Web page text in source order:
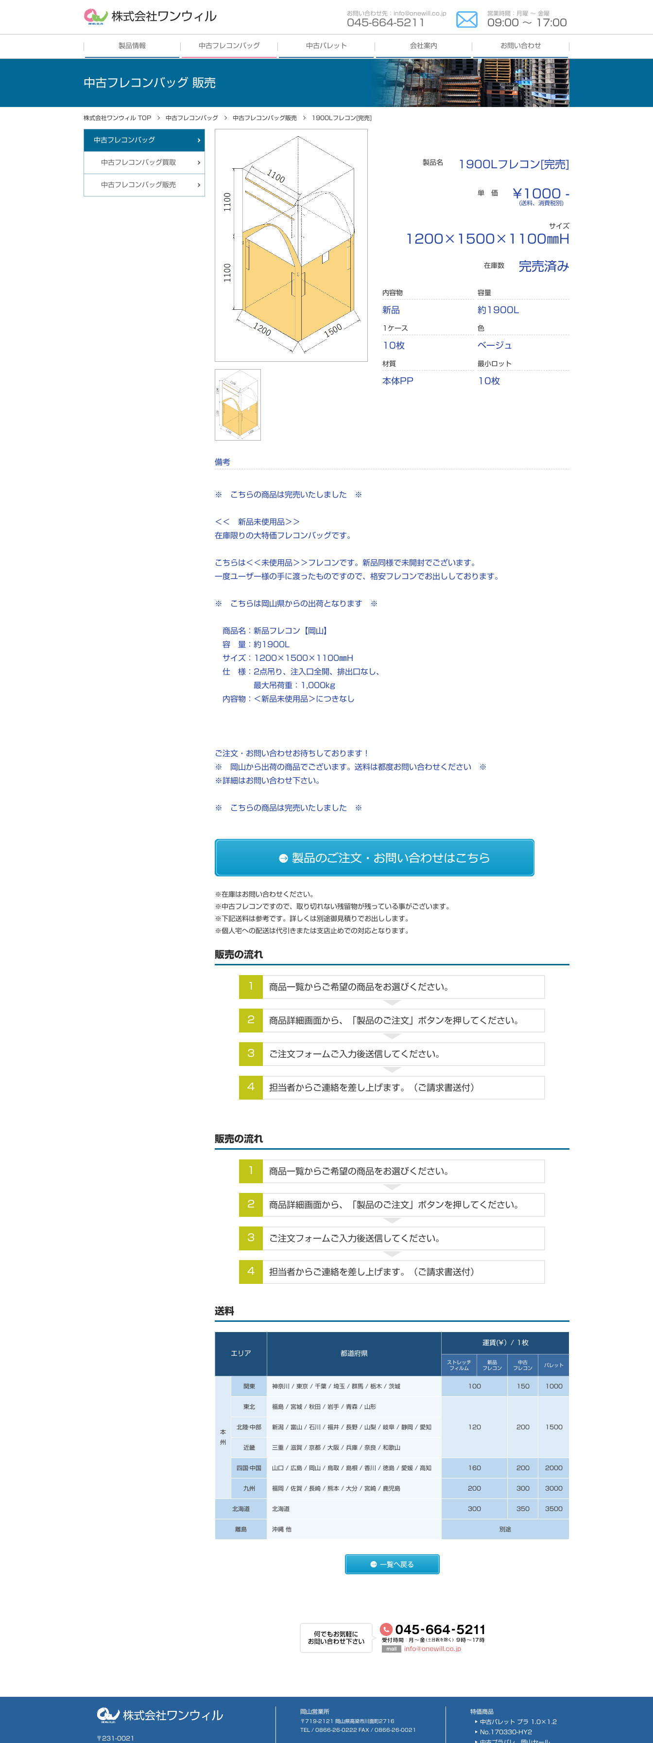
お問い合わせ先：info@onewill.co.jp
045-664-5211
営業時間：月曜 〜 金曜
09:00 〜 17:00
製品情報
土のう・ガラ袋
プラスチックリサイクル
その他
中古フレコンバッグ 中古パレット 会社案内
歩み
会社概要
お問い合わせ
よくある質問
中古フレコンバッグ 販売
株式会社ワンウィル TOP 中古フレコンバッグ 中古フレコンバッグ販売 1900Lフレコン[完売]
製品名 1900Lフレコン[完売]
単 価 ¥1000 -
(送料、消費税別)
サイズ
1200×1500×1100㎜H
在庫数 完売済み
内容物
新品
容量
約1900L
1ケース
10枚
色
ベージュ
材質
本体PP
最小ロット
10枚
備考
※ こちらの商品は完売いたしました ※
＜＜ 新品未使用品＞＞
在庫限りの大特価フレコンバッグです。
こちらは＜＜未使用品＞＞フレコンです。新品同様で未開封でございます。
一度ユーザー様の手に渡ったものですので、格安フレコンでお出ししております。
※ こちらは岡山県からの出荷となります ※
商品名：新品フレコン【岡山】
容 量：約1900L
サイズ：1200×1500×1100㎜H
仕 様：2点吊り、注入口全開、排出口なし、
最大吊荷重：1,000kg
内容物：＜新品未使用品＞につきなし
ご注文・お問い合わせお待ちしております！
※ 岡山から出荷の商品でございます。送料は都度お問い合わせください ※
※詳細はお問い合わせ下さい。
※ こちらの商品は完売いたしました ※
※在庫はお問い合わせください。
※中古フレコンですので、取り切れない残留物が残っている事がございます。
※下記送料は参考です。詳しくは別途御見積りでお出しします。
※個人宅への配送は代引きまたは支店止めでの対応となります。
販売の流れ
1 商品一覧からご希望の商品をお選びください。
2 商品詳細画面から、「製品のご注文」ボタンを押してください。
3 ご注文フォームご入力後送信してください。
4 担当者からご連絡を差し上げます。（ご請求書送付）
販売の流れ
1 商品一覧からご希望の商品をお選びください。
2 商品詳細画面から、「製品のご注文」ボタンを押してください。
3 ご注文フォームご入力後送信してください。
4 担当者からご連絡を差し上げます。（ご請求書送付）
送料
エリア 都道府県
運賃(¥）/ 1枚
ストレッチ
フィルム
新品
フレコン
中古
フレコン
パレット
本
州
関東 神奈川 / 東京 / 千葉 / 埼玉 / 群馬 / 栃木 / 茨城 100 150 1000
東北 福島 / 宮城 / 秋田 / 岩手 / 青森 / 山形
120 200 1500
北陸·中部 新潟 / 富山 / 石川 / 福井 / 長野 / 山梨 / 岐阜 / 静岡 / 愛知
近畿 三重 / 滋賀 / 京都 / 大阪 / 兵庫 / 奈良 / 和歌山
四国·中国 山口 / 広島 / 岡山 / 鳥取 / 島根 / 香川 / 徳島 / 愛媛 / 高知 160 200 2000
九州 福岡 / 佐賀 / 長崎 / 熊本 / 大分 / 宮崎 / 鹿児島 200 300 3000
北海道 北海道 300 350 3500
離島 沖縄 他 別途
中古フレコンバッグ
中古フレコンバッグ買取
中古フレコンバッグ販売
〒231-0021
岡山営業所
〒719-2121 岡山県高梁市川面町2716
TEL / 0866-26-0222 FAX / 0866-26-0021
特価商品
中古パレット プラ 1.0×1.2
No.170330-HY2